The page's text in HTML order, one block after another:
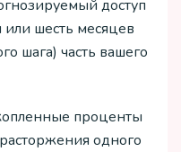
доступ
шесть месяцев
шага) часть вашего
проценты
одного